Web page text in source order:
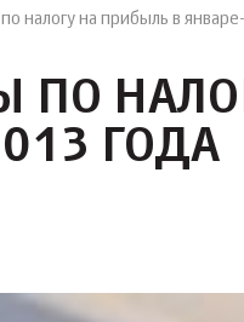
налогу на прибыль в
ПО
ГОДА